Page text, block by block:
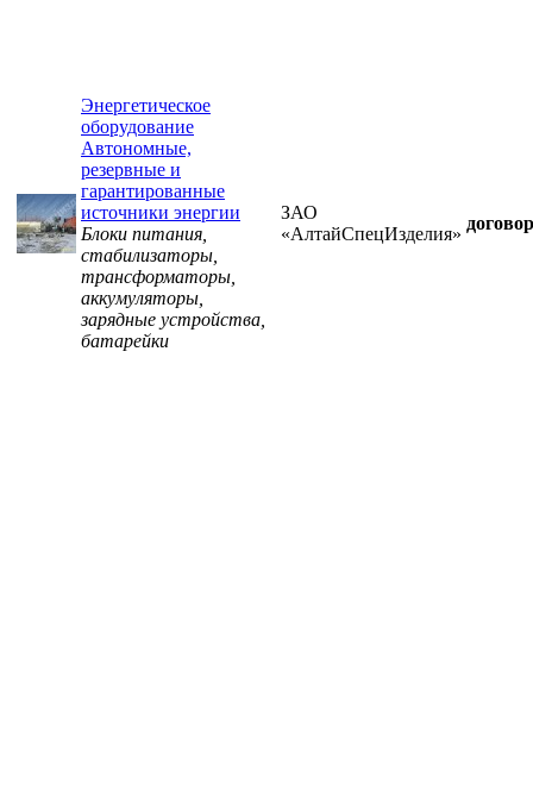
Энергетическое
оборудование
Автономные,
резервные и
гарантированные
источники энергии
Блоки питания,
стабилизаторы,
трансформаторы,
аккумуляторы,
зарядные устройства,
батарейки
ЗАО
«АлтайСпецИзделия»